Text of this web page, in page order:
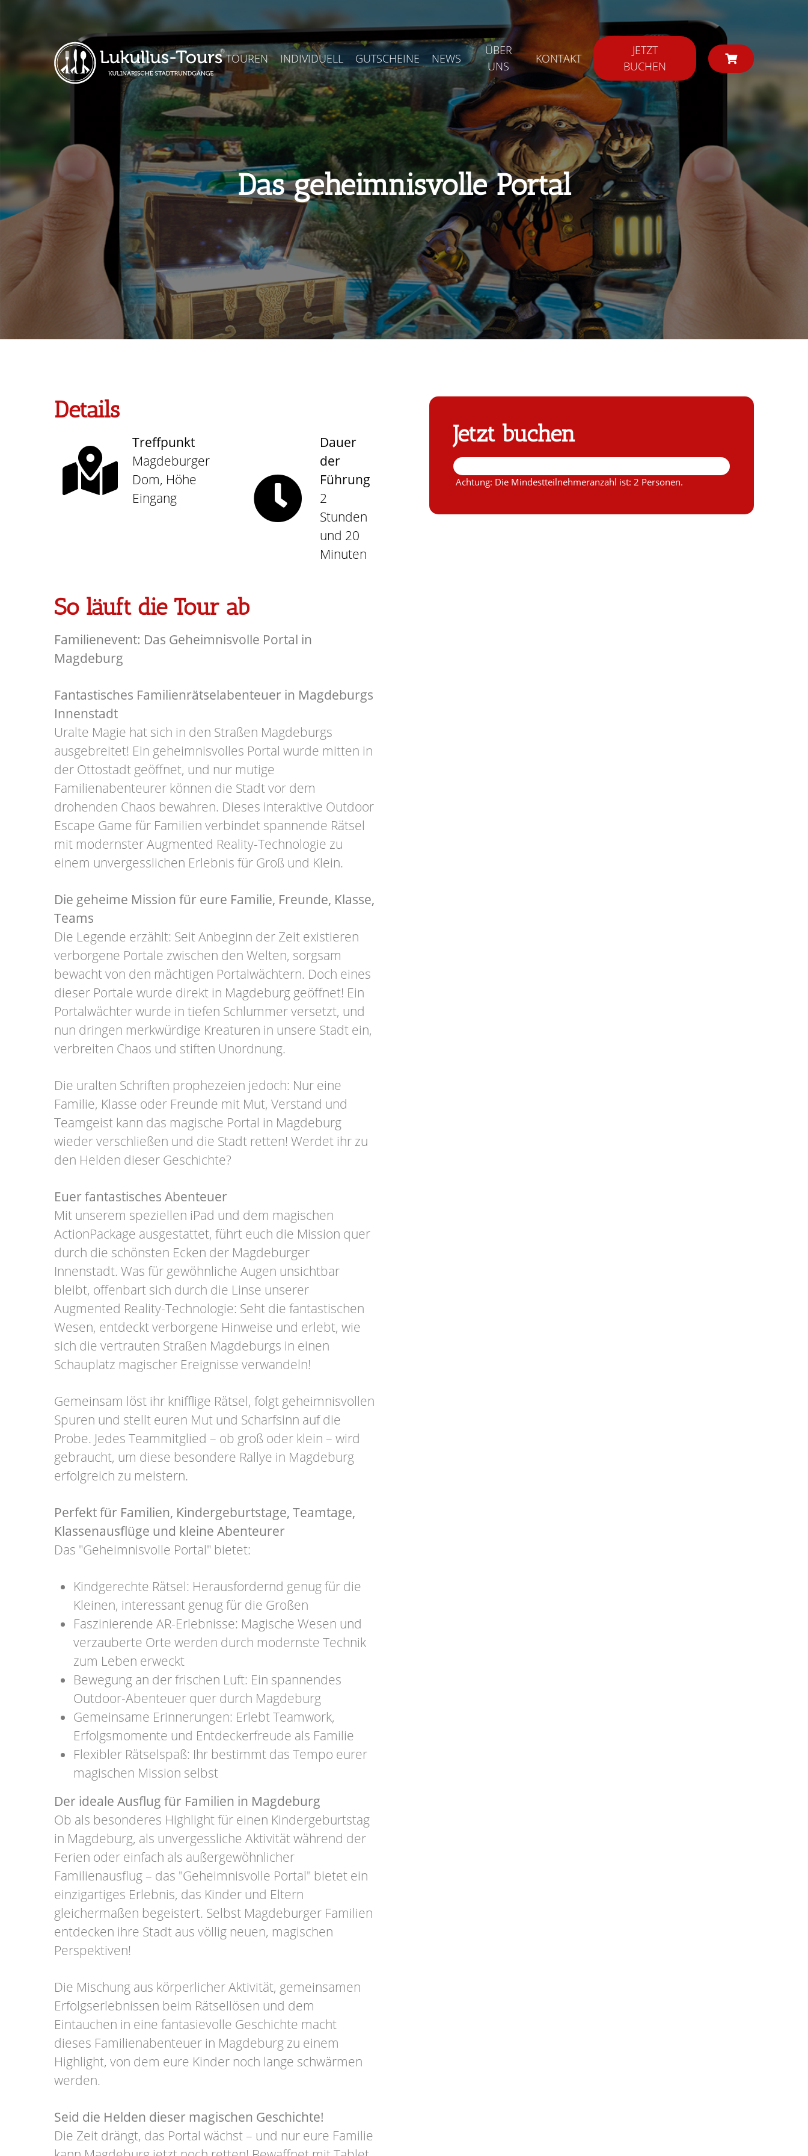
TOUREN INDIVIDUELL GUTSCHEINE NEWS
ÜBER
UNS
KONTAKT
JETZT
BUCHEN
Das geheimnisvolle Portal
Details
Treffpunkt
Magdeburger
Dom, Höhe
Eingang
Dauer
der
Führung
2
Stunden
und 20
Minuten
So läuft die Tour ab
Familienevent: Das Geheimnisvolle Portal in
Magdeburg
Fantastisches Familienrätselabenteuer in Magdeburgs
Innenstadt
Uralte Magie hat sich in den Straßen Magdeburgs
ausgebreitet! Ein geheimnisvolles Portal wurde mitten in
der Ottostadt geöffnet, und nur mutige
Familienabenteurer können die Stadt vor dem
drohenden Chaos bewahren. Dieses interaktive Outdoor
Escape Game für Familien verbindet spannende Rätsel
mit modernster Augmented Reality-Technologie zu
einem unvergesslichen Erlebnis für Groß und Klein.
Die geheime Mission für eure Familie, Freunde, Klasse,
Teams
Die Legende erzählt: Seit Anbeginn der Zeit existieren
verborgene Portale zwischen den Welten, sorgsam
bewacht von den mächtigen Portalwächtern. Doch eines
dieser Portale wurde direkt in Magdeburg geöffnet! Ein
Portalwächter wurde in tiefen Schlummer versetzt, und
nun dringen merkwürdige Kreaturen in unsere Stadt ein,
verbreiten Chaos und stiften Unordnung.
Die uralten Schriften prophezeien jedoch: Nur eine
Familie, Klasse oder Freunde mit Mut, Verstand und
Teamgeist kann das magische Portal in Magdeburg
wieder verschließen und die Stadt retten! Werdet ihr zu
den Helden dieser Geschichte?
Euer fantastisches Abenteuer
Mit unserem speziellen iPad und dem magischen
ActionPackage ausgestattet, führt euch die Mission quer
durch die schönsten Ecken der Magdeburger
Innenstadt. Was für gewöhnliche Augen unsichtbar
bleibt, offenbart sich durch die Linse unserer
Augmented Reality-Technologie: Seht die fantastischen
Wesen, entdeckt verborgene Hinweise und erlebt, wie
sich die vertrauten Straßen Magdeburgs in einen
Schauplatz magischer Ereignisse verwandeln!
Gemeinsam löst ihr knifflige Rätsel, folgt geheimnisvollen
Spuren und stellt euren Mut und Scharfsinn auf die
Probe. Jedes Teammitglied – ob groß oder klein – wird
gebraucht, um diese besondere Rallye in Magdeburg
erfolgreich zu meistern.
Perfekt für Familien, Kindergeburtstage, Teamtage,
Klassenausflüge und kleine Abenteurer
Das "Geheimnisvolle Portal" bietet:
Kindgerechte Rätsel: Herausfordernd genug für die
Kleinen, interessant genug für die Großen
Faszinierende AR-Erlebnisse: Magische Wesen und
verzauberte Orte werden durch modernste Technik
zum Leben erweckt
Bewegung an der frischen Luft: Ein spannendes
Outdoor-Abenteuer quer durch Magdeburg
Gemeinsame Erinnerungen: Erlebt Teamwork,
Erfolgsmomente und Entdeckerfreude als Familie
Flexibler Rätselspaß: Ihr bestimmt das Tempo eurer
magischen Mission selbst
Der ideale Ausflug für Familien in Magdeburg
Ob als besonderes Highlight für einen Kindergeburtstag
in Magdeburg, als unvergessliche Aktivität während der
Ferien oder einfach als außergewöhnlicher
Familienausflug – das "Geheimnisvolle Portal" bietet ein
einzigartiges Erlebnis, das Kinder und Eltern
gleichermaßen begeistert. Selbst Magdeburger Familien
entdecken ihre Stadt aus völlig neuen, magischen
Perspektiven!
Die Mischung aus körperlicher Aktivität, gemeinsamen
Erfolgserlebnissen beim Rätsellösen und dem
Eintauchen in eine fantasievolle Geschichte macht
dieses Familienabenteuer in Magdeburg zu einem
Highlight, von dem eure Kinder noch lange schwärmen
werden.
Seid die Helden dieser magischen Geschichte!
Die Zeit drängt, das Portal wächst – und nur eure Familie
Jetzt buchen
Achtung: Die Mindestteilnehmeranzahl ist: 2 Personen.